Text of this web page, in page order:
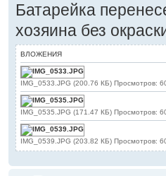
Батарейка
хозяина без
ВЛОЖЕНИЯ
IMG_0533.JPG (200.76 КБ) Просмотров:
IMG_0535.JPG (171.47 КБ) Просмотров:
IMG_0539.JPG (203.82 КБ) Просмотров: